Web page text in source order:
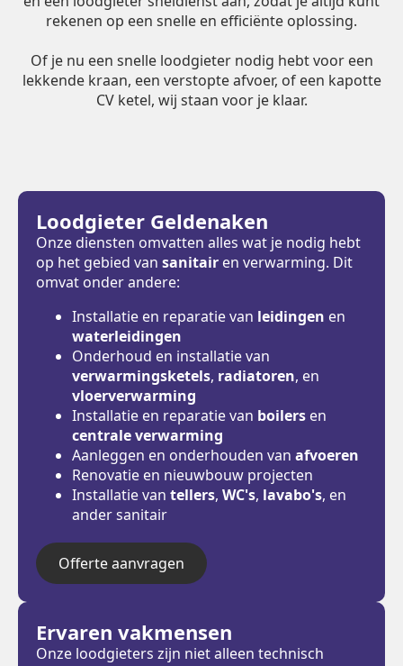
rekenen op een snelle en efficiënte oplossing.
Of je nu een snelle loodgieter nodig hebt voor een
lekkende kraan, een verstopte afvoer, of een kapotte
CV ketel, wij staan voor je klaar.
Loodgieter Geldenaken
Onze diensten omvatten alles wat je nodig hebt
op het gebied van sanitair en verwarming. Dit
omvat onder andere:
Installatie en reparatie van leidingen en
waterleidingen
Onderhoud en installatie van
verwarmingsketels, radiatoren, en
vloerverwarming
Installatie en reparatie van boilers en
centrale verwarming
Aanleggen en onderhouden van afvoeren
Renovatie en nieuwbouw projecten
Installatie van tellers, WC's, lavabo's, en
ander sanitair
Offerte aanvragen
Ervaren vakmensen
Onze loodgieters zijn niet alleen technisch